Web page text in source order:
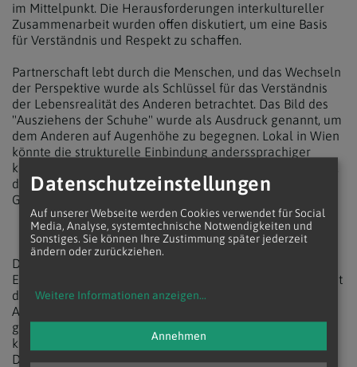
im Mittelpunkt. Die Herausforderungen interkultureller
Zusammenarbeit wurden offen diskutiert, um eine Basis
für Verständnis und Respekt zu schaffen.
Partnerschaft lebt durch die Menschen, und das Wechseln
der Perspektive wurde als Schlüssel für das Verständnis
der Lebensrealität des Anderen betrachtet. Das Bild des
"Ausziehens der Schuhe" wurde als Ausdruck genannt, um
dem Anderen auf Augenhöhe zu begegnen. Lokal in Wien
könnte die strukturelle Einbindung anderssprachiger
katholischer Gemeinden in Pfarrverbände ein Schritt sein,
der die Zusammengehörigkeit der weltkirchlichen
Gemeinschaft innerhalb der Erzdiözese Wien stärkt.
Das Besondere der Encuentro-Fachtagung war die
Einbindung aller drei Partnerdiözesen und die Möglichkeit
des persönlichen Kennenlernens. Der
Abschlussgottesdienst in der Konzilsgedächtniskirche,
geleitet von Weihbischof Franz Scharl, spiegelte die
kulturelle Vielfalt katholischen Lebens in Wien wider.
Die Tagung bildete den Auftakt für ein Besuchsprogramm
Datenschutzeinstellungen
Auf unserer Webseite werden Cookies verwendet für Social
Media, Analyse, systemtechnische Notwendigkeiten und
Sonstiges. Sie können Ihre Zustimmung später jederzeit
ändern oder zurückziehen.
Weitere Informationen anzeigen...
Annehmen